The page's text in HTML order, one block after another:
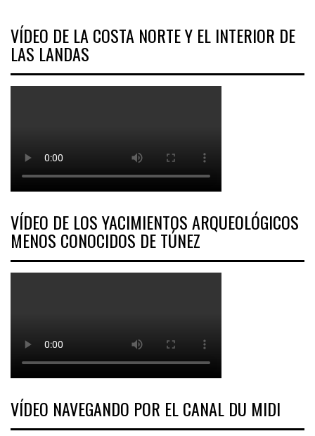
VÍDEO DE LA COSTA NORTE Y EL INTERIOR DE
LAS LANDAS
VÍDEO DE LOS YACIMIENTOS ARQUEOLÓGICOS
MENOS CONOCIDOS DE TÚNEZ
VÍDEO NAVEGANDO POR EL CANAL DU MIDI